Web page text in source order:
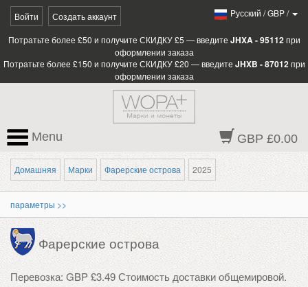
Войти Создать аккаунт Pусский /GBP/
Потратьте более £50 и получите СКИДКУ £5 — введите JHXA - 95112 при
оформлении заказа
Потратьте более £150 и получите СКИДКУ £20 — введите JHXB - 87012 при
оформлении заказа
GBP £0.00
Menu
Домашняя Марки Фарерские острова 2025
параметры >>
Фарерские острова
Перевозка: GBP £3.49 Стоимость доставки общемировой.